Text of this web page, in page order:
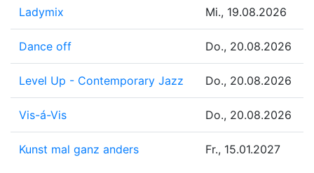
Ladymix Mi., 19.08.2026
Dance off Do., 20.08.2026
Level Up - Contemporary Jazz Do., 20.08.2026
Vis-á-Vis Do., 20.08.2026
Kunst mal ganz anders Fr., 15.01.2027